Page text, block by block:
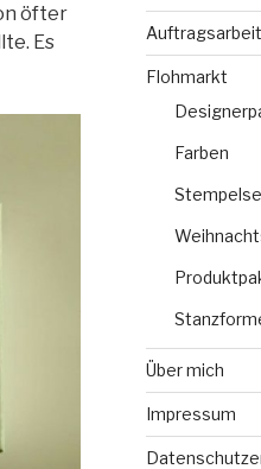
öfter
Es
Flohmarkt
Farben
Über mich
Impressum